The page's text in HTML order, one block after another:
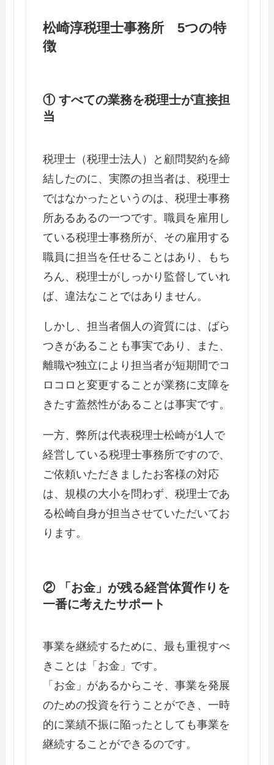
松崎淳税理士事務所 5つの特
徴
① すべての業務を税理士が直接担
当
税理士（税理士法人）と顧問契約を締
結したのに、実際の担当者は、税理士
ではなかったというのは、税理士事務
所あるあるの一つです。職員を雇用し
ている税理士事務所が、その雇用する
職員に担当を任せることはあり、もち
ろん、税理士がしっかり監督していれ
ば、違法なことではありません。
しかし、担当者個人の資質には、ばら
つきがあることも事実であり、また、
離職や独立により担当者が短期間でコ
ロコロと変更することが業務に支障を
きたす蓋然性があることは事実です。
一方、弊所は代表税理士松崎が1人で
経営している税理士事務所ですので、
ご依頼いただきましたお客様の対応
は、規模の大小を問わず、税理士であ
る松崎自身が担当させていただいてお
ります。
② 「お金」が残る経営体質作りを
一番に考えたサポート
事業を継続するために、最も重視すべ
きことは「お金」です。
「お金」があるからこそ、事業を発展
のための投資を行うことができ、一時
的に業績不振に陥ったとしても事業を
継続することができるのです。